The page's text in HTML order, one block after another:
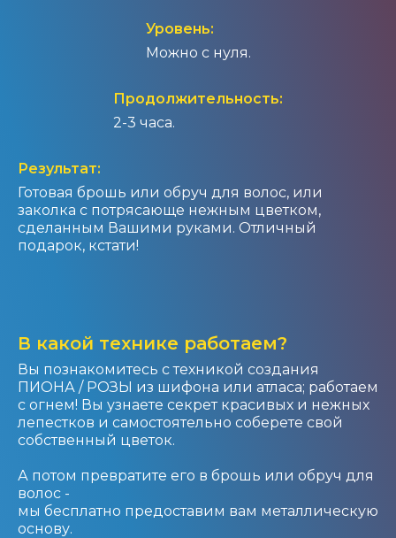
Уровень:
Можно с нуля.
Продолжительность:
2-3 часа.
Результат:
Готовая брошь или обруч для волос, или
заколка с потрясающе нежным цветком,
сделанным Вашими руками. Отличный
подарок, кстати!
В какой технике работаем?
Вы познакомитесь с техникой создания
ПИОНА / РОЗЫ из шифона или атласа; работаем
с огнем! Вы узнаете секрет красивых и нежных
лепестков и самостоятельно соберете свой
собственный цветок.
А потом превратите его в брошь или обруч для
волос -
мы бесплатно предоставим вам металлическую
основу.